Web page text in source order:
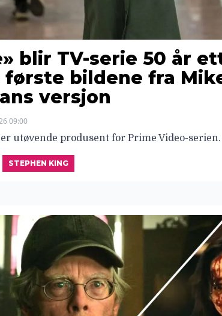
blir TV-serie 50 år
første bildene fra
versjon
09:00
utøvende produsent for Prime Video-serien.
STEPHEN KING